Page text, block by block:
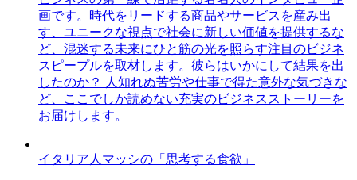
画です。時代をリードする商品やサービスを産み出
す、ユニークな視点で社会に新しい価値を提供するな
ど、混迷する未来にひと筋の光を照らす注目のビジネ
スピープルを取材します。彼らはいかにして結果を出
したのか？ 人知れぬ苦労や仕事で得た意外な気づきな
ど、ここでしか読めない充実のビジネスストーリーを
お届けします。
イタリア人マッシの「思考する食欲」